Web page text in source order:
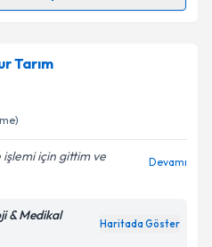
için randevu takvimi talebi
randevu almanız için bir
e-posta ile bilgilendireceğiz.
ilişkin
Aydınlatma
Tarım
işlemi için gittim ve
Devamı
& Medikal
Haritada Göster